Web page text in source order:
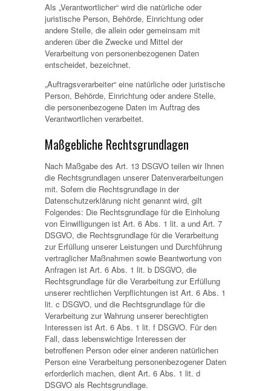
Als „Verantwortlicher“ wird die natürliche oder
juristische Person, Behörde, Einrichtung oder
andere Stelle, die allein oder gemeinsam mit
anderen über die Zwecke und Mittel der
Verarbeitung von personenbezogenen Daten
entscheidet, bezeichnet.
„Auftragsverarbeiter“ eine natürliche oder juristische
Person, Behörde, Einrichtung oder andere Stelle,
die personenbezogene Daten im Auftrag des
Verantwortlichen verarbeitet.
Maßgebliche Rechtsgrundlagen
Nach Maßgabe des Art. 13 DSGVO teilen wir Ihnen
die Rechtsgrundlagen unserer Datenverarbeitungen
mit. Sofern die Rechtsgrundlage in der
Datenschutzerklärung nicht genannt wird, gilt
Folgendes: Die Rechtsgrundlage für die Einholung
von Einwilligungen ist Art. 6 Abs. 1 lit. a und Art. 7
DSGVO, die Rechtsgrundlage für die Verarbeitung
zur Erfüllung unserer Leistungen und Durchführung
vertraglicher Maßnahmen sowie Beantwortung von
Anfragen ist Art. 6 Abs. 1 lit. b DSGVO, die
Rechtsgrundlage für die Verarbeitung zur Erfüllung
unserer rechtlichen Verpflichtungen ist Art. 6 Abs. 1
lit. c DSGVO, und die Rechtsgrundlage für die
Verarbeitung zur Wahrung unserer berechtigten
Interessen ist Art. 6 Abs. 1 lit. f DSGVO. Für den
Fall, dass lebenswichtige Interessen der
betroffenen Person oder einer anderen natürlichen
Person eine Verarbeitung personenbezogener Daten
erforderlich machen, dient Art. 6 Abs. 1 lit. d
DSGVO als Rechtsgrundlage.